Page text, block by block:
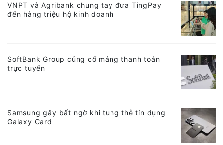
VNPT và Agribank chung tay đưa TingPay
đến hàng triệu hộ kinh doanh
SoftBank Group củng cố mảng thanh toán
trực tuyến
Samsung gây bất ngờ khi tung thẻ tín dụng
Galaxy Card